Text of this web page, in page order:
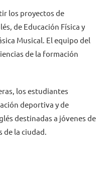
los proyectos de
de Educación Física y
Musical. El equipo del
de la formación
los estudiantes
deportiva y de
destinadas a jóvenes de
de la ciudad.